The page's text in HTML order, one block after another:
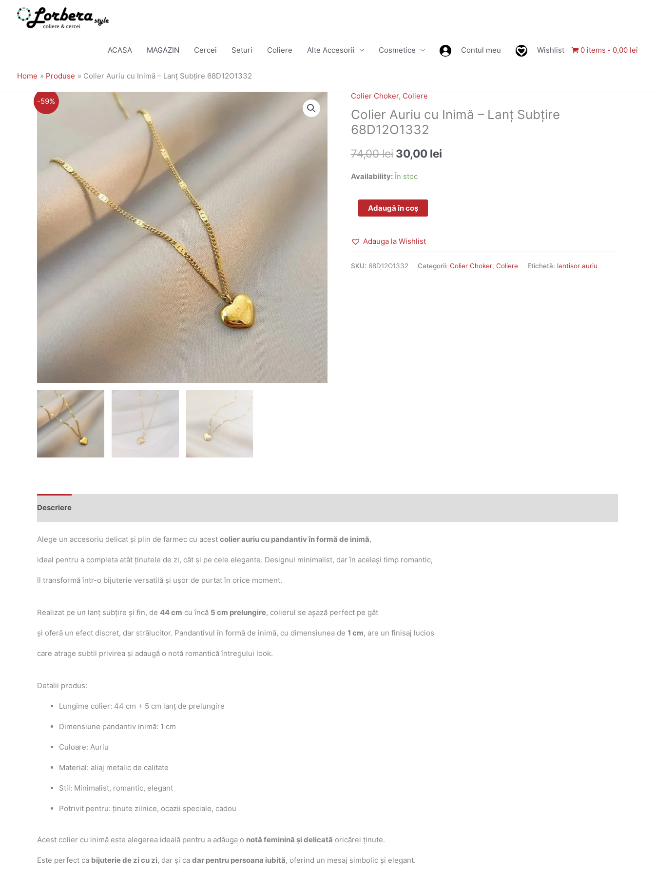
ACASA MAGAZIN Cercei Seturi Coliere Alte Accesorii Cosmetice Contul meu Wishlist 0 items 0,00 lei
Home Produse Colier Auriu cu Inimă – Lanț Subțire 68D12O1332
-59%
Colier Choker, Coliere
Colier Auriu cu Inimă – Lanț Subțire
68D12O1332
74,00lei
Prețul
inițial
fost:
30,00 lei
curent
Availability: În stoc
Cantitate
Colier
Subțire
68D12O1332
Adaugă în coș
Adauga la Wishlist
SKU: 68D12O1332 Categorii: Colier Choker, Coliere Etichetă: lantisor auriu
Descriere
Alege un accesoriu delicat și plin de farmec cu acest colier auriu cu pandantiv în formă de inimă,
ideal pentru a completa atât ținutele de zi, cât și pe cele elegante. Designul minimalist, dar în același timp romantic,
îl transformă într-o bijuterie versatilă și ușor de purtat în orice moment.
Realizat pe un lanț subțire și fin, de 44 cm cu încă 5 cm prelungire, colierul se așază perfect pe gât
și oferă un efect discret, dar strălucitor. Pandantivul în formă de inimă, cu dimensiunea de 1 cm, are un finisaj lucios
care atrage subtil privirea și adaugă o notă romantică întregului look.
Detalii produs:
Lungime colier: 44 cm + 5 cm lanț de prelungire
Dimensiune pandantiv inimă: 1 cm
Culoare: Auriu
Material: aliaj metalic de calitate
Stil: Minimalist, romantic, elegant
Potrivit pentru: ținute zilnice, ocazii speciale, cadou
Acest colier cu inimă este alegerea ideală pentru a adăuga o notă feminină și delicată oricărei ținute.
Este perfect ca bijuterie de zi cu zi, dar și ca dar pentru persoana iubită, oferind un mesaj simbolic și elegant.